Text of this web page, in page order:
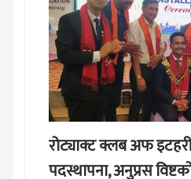
रोट्याक्ट क्लब अफ
पदस्थापना, अनुप्रस